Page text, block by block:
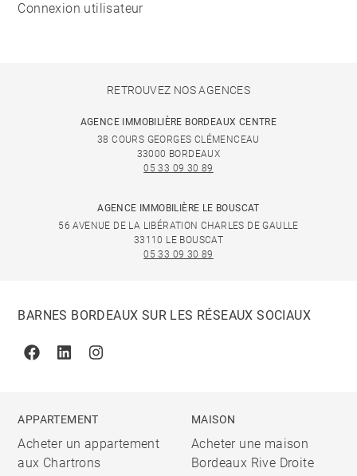
Connexion utilisateur
RETROUVEZ NOS AGENCES
AGENCE IMMOBILIÈRE BORDEAUX CENTRE
38 COURS GEORGES CLÉMENCEAU
33000 BORDEAUX
05 33 09 30 89
AGENCE IMMOBILIÈRE LE BOUSCAT
56 AVENUE DE LA LIBÉRATION CHARLES DE GAULLE
33110 LE BOUSCAT
05 33 09 30 89
BARNES BORDEAUX SUR LES RÉSEAUX SOCIAUX
FacebookLinkedinInstagram
APPARTEMENT
Acheter un appartement
aux Chartrons
MAISON
Acheter une maison
Bordeaux Rive Droite